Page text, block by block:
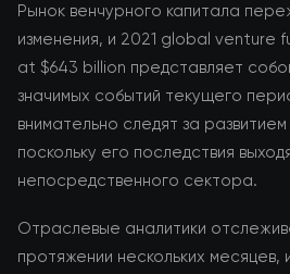
Рынок венчурного капитала
изменения, и 2021 global venture
at $643 billion представляет
значимых событий текущего
внимательно следят за
поскольку его последствия
непосредственного сектора.
Отраслевые аналитики
протяжении нескольких месяцев,